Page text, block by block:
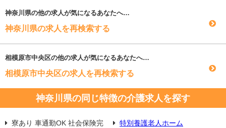
神奈川県の他の求人が気になるあなたへ…
神奈川県の求人を再検索する
相模原市中央区の他の求人が気になるあなたへ…
相模原市中央区の求人を再検索する
神奈川県の同じ特徴の介護求人を探す
寮あり 車通勤OK 社会保険完
特別養護老人ホーム